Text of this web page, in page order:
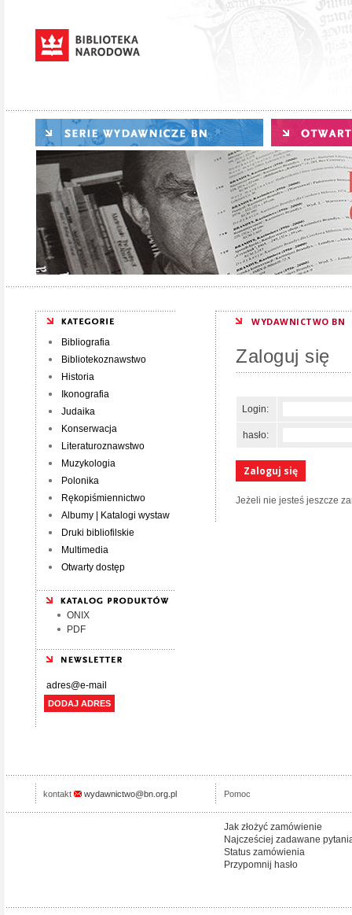
Bibliografia
Bibliotekoznawstwo
Historia
Ikonografia
Judaika
Konserwacja
Literaturoznawstwo
Muzykologia
Polonika
Rękopiśmiennictwo
Albumy | Katalogi wystaw
Druki bibliofilskie
Multimedia
Otwarty dostęp
ONIX
PDF
DODAJ ADRES
WYDAWNICTWO BN
Zaloguj się
Login:
hasło:
Zaloguj się
Jeżeli nie jesteś jeszcze
kontakt wydawnictwo@bn.org.pl Pomoc
Jak złożyć zamówienie
Najcześciej zadawane
Status zamówienia
Przypomnij hasło